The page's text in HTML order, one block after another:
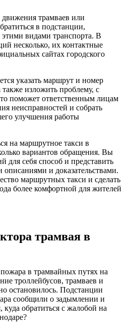
движения трамваев или
в подстанции,
видами транспорта. В
несколько, их контактные
сайтах городского
указать маршрут и номер
также изложить проблему, с
поможет ответственным лицам
неисправностей и собрать
улучшения работы
на маршрутное такси в
вариантов обращения. Вы
для себя способ и представить
и доказательствами.
маршрутных такси и сделать
более комфортной для жителей
трамвая в
в трамвайных путях на
троллейбусов, трамваев и
остановилось. Подстанции
сообщили о задымлении и
обратиться с жалобой на